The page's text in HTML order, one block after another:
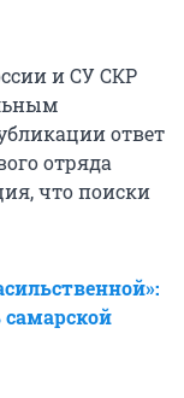
и СУ СКР
ответ
отряда
что поиски
самарской